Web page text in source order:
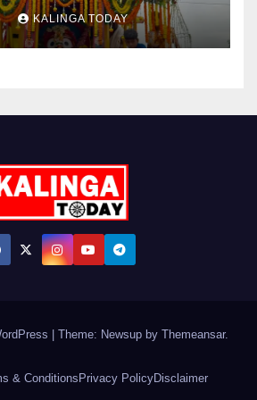
KALINGA TODAY
Theme: Newsup by Themeansar.
& ConditionsPrivacy PolicyDisclaimer